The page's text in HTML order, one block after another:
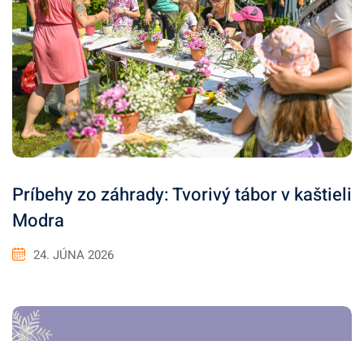
Príbehy zo záhrady: Tvorivý tábor v kaštieli
Modra
24. JÚNA 2026